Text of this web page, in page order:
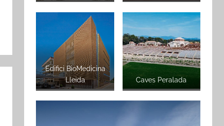
Edifici BioMedicina
Lleida
Caves Peralada